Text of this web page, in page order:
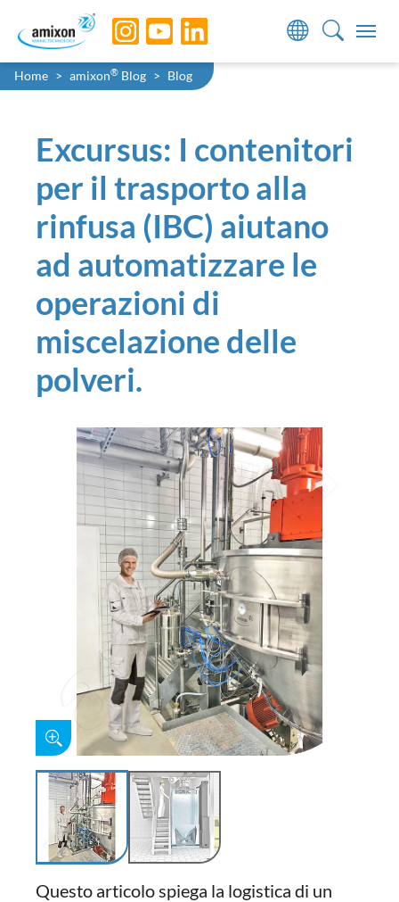
Skip to main navigation
Skip to main content
Skip to page footer
You are here:
Home amixon® Blog Blog
Excursus: I contenitori
per il trasporto alla
rinfusa (IBC) aiutano
ad automatizzare le
operazioni di
miscelazione delle
polveri.
Questo articolo spiega la logistica di un